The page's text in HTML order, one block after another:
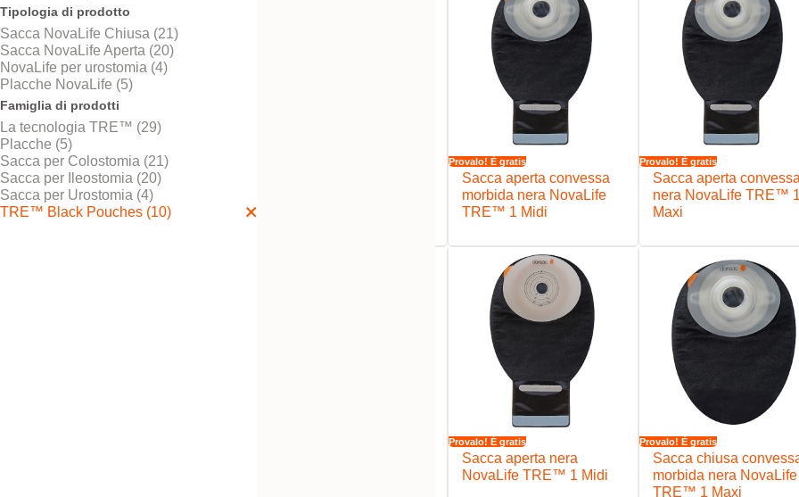
Tipologia di prodotto
Sacca NovaLife Chiusa (21)
Sacca NovaLife Aperta (20)
NovaLife per urostomia (4)
Placche NovaLife (5)
Famiglia di prodotti
La tecnologia TRE™ (29)
Placche (5)
Sacca per Colostomia (21)
Sacca per Ileostomia (20)
Sacca per Urostomia (4)
TRE™ Black Pouches (10)
Provalo! È gratis
Sacca aperta convessa
morbida nera NovaLife
TRE™ 1 Midi
Provalo! È gratis
Sacca aperta
nera NovaLife TRE™
Maxi
Provalo! È gratis
Sacca aperta nera
NovaLife TRE™ 1 Midi
Provalo! È gratis
Sacca chiusa
morbida nera NovaLife
TRE™ 1 Maxi